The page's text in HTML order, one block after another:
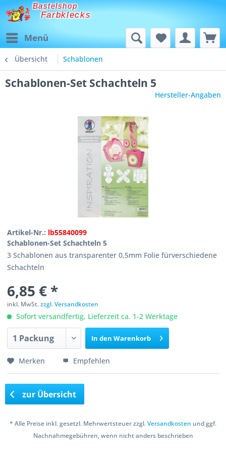
Bastelshop
Farbklecks
Menü
Übersicht Schablonen
Schablonen-Set Schachteln 5
Hersteller-Angaben
Artikel-Nr.: lb55840099
Schablonen-Set Schachteln 5
3 Schablonen aus transparenter 0,5mm Folie fürverschiedene
Schachteln
6,85 € *
inkl. MwSt.zzgl. Versandkosten
Sofort versandfertig, Lieferzeit ca. 1-2 Werktage
In den Warenkorb
Merken Empfehlen
zur Übersicht
* Alle Preise inkl. gesetzl. Mehrwertsteuer zzgl.Versandkosten und ggf.
Nachnahmegebühren, wenn nicht anders beschrieben